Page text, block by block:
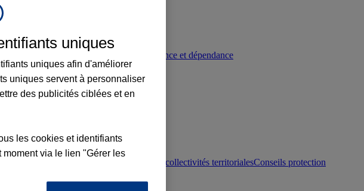
Conseils prévoyance et dépendance
Protection juridique collectivités territorialesConseils protection
uniques
uniques afin d'améliorer
uniques servent à personnaliser
des publicités ciblées et en
les cookies et identifiants
via le lien "Gérer les